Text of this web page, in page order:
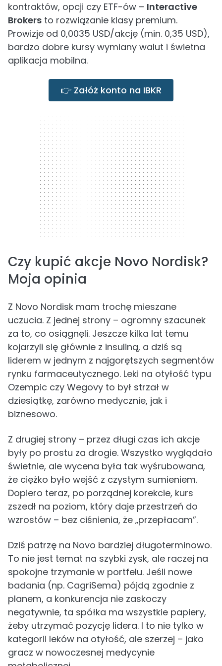
kontraktów, opcji czy ETF-ów – Interactive
Brokers to rozwiązanie klasy premium.
Prowizje od 0,0035 USD/akcję (min. 0,35 USD),
bardzo dobre kursy wymiany walut i świetna
aplikacja mobilna.
👉 Załóż konto na IBKR
300 x 250
Czy kupić akcje Novo Nordisk?
Moja opinia
Z Novo Nordisk mam trochę mieszane
uczucia. Z jednej strony – ogromny szacunek
za to, co osiągnęli. Jeszcze kilka lat temu
kojarzyli się głównie z insuliną, a dziś są
liderem w jednym z najgorętszych segmentów
rynku farmaceutycznego. Leki na otyłość typu
Ozempic czy Wegovy to był strzał w
dziesiątkę, zarówno medycznie, jak i
biznesowo.
Z drugiej strony – przez długi czas ich akcje
były po prostu za drogie. Wszystko wyglądało
świetnie, ale wycena była tak wyśrubowana,
że ciężko było wejść z czystym sumieniem.
Dopiero teraz, po porządnej korekcie, kurs
zszedł na poziom, który daje przestrzeń do
wzrostów – bez ciśnienia, że „przepłacam”.
Dziś patrzę na Novo bardziej długoterminowo.
To nie jest temat na szybki zysk, ale raczej na
spokojne trzymanie w portfelu. Jeśli nowe
badania (np. CagriSema) pójdą zgodnie z
planem, a konkurencja nie zaskoczy
negatywnie, ta spółka ma wszystkie papiery,
żeby utrzymać pozycję lidera. I to nie tylko w
kategorii leków na otyłość, ale szerzej – jako
gracz w nowoczesnej medycynie